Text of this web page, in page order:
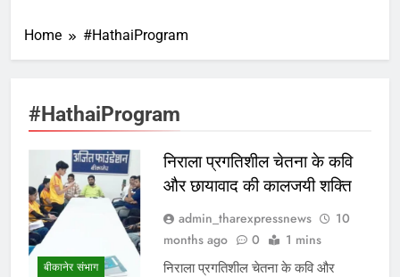
Home #HathaiProgram
#HathaiProgram
बीकानेर संभाग
निराला प्रगतिशील चेतना के कवि
और छायावाद की कालजयी शक्ति
admin_tharexpressnews
10
months ago
0 1 mins
निराला प्रगतिशील चेतना के कवि और